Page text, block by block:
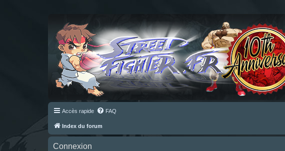
Accès rapide FAQ
Index du forum
Connexion